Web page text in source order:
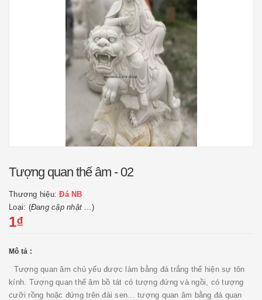
Tượng quan thế âm - 02
Thương hiệu:Đá NB
Loại: (Đang cập nhật ...)
1₫
Mô tả :
Tượng quan âm chủ yếu được làm bằng đá trắng thể hiện sự tôn
kính. Tượng quan thế âm bồ tát có tượng đứng và ngồi, có tượng
cưỡi rồng hoặc đứng trên đài sen... tượng quan âm bằng đá quan